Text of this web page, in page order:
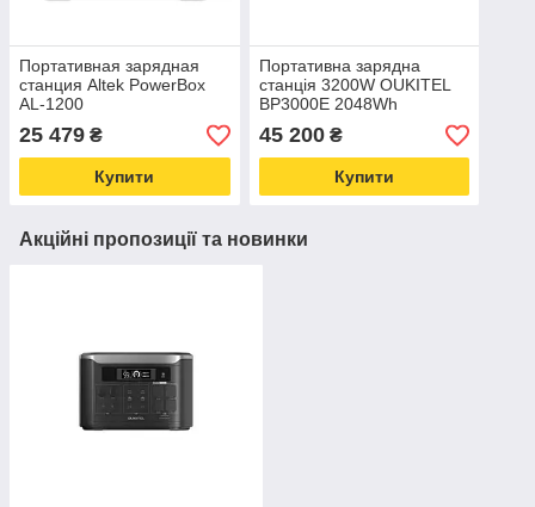
Портативная зарядная
станция Altek PowerBox
AL-1200
25 479 ₴
Купити
Портативна зарядна
станція 3200W OUKITEL
BP3000E 2048Wh
45 200₴
Купити
Акційні пропозиції та новинки